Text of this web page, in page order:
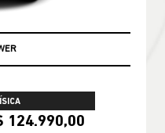
124.990,00